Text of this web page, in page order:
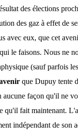
des élections
des gaz à effet de
avec eux, que cet
le faisons. Nous ne
(sauf parfois
que Dupuy tente
façon qu'il ne
qu'il fait maintenant.
indépendant de son